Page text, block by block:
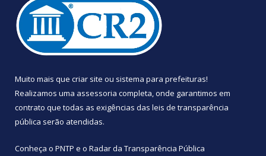
Muito mais que criar site ou sistema para prefeituras!
Realizamos uma assessoria completa, onde garantimos em
contrato que todas as exigências das leis de transparência
pública serão atendidas.
Conheça o PNTP e o Radar da Transparência Pública